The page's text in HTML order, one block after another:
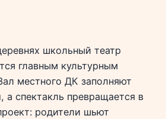
школьный театр
главным культурным
местного ДК заполняют
спектакль превращается в
родители шьют